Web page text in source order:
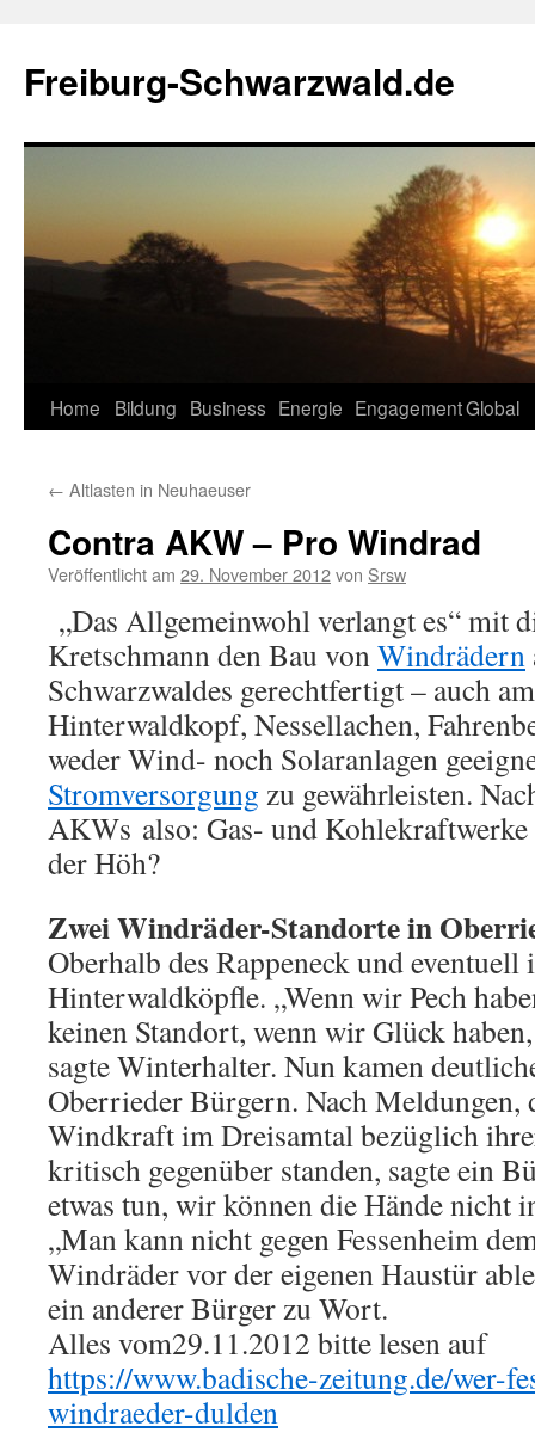
springen
Freiburg-Schwarzwald.de
Home Bildung Business Energie EngagementGlobal
← Altlasten in Neuhaeuser
Contra AKW – Pro Windrad
Veröffentlicht am 29. November 2012von Srsw
„Das Allgemeinwohl verlangt es“ mit
Kretschmann den Bau vonWindrädern
Schwarzwaldes gerechtfertigt – auch
Hinterwaldkopf, Nessellachen,
weder Wind- noch Solaranlagen
Stromversorgung zu gewährleisten.
AKWs also: Gas- und
der Höh?
Zwei Windräder-Standorte in
Oberhalb des Rappeneck und eventuell
Hinterwaldköpfle. „Wenn wir Pech
keinen Standort, wenn wir Glück
sagte Winterhalter. Nun kamen
Oberrieder Bürgern. Nach Meldungen,
Windkraft im Dreisamtal bezüglich
kritisch gegenüber standen, sagte ein
etwas tun, wir können die Hände nicht
„Man kann nicht gegen Fessenheim
Windräder vor der eigenen Haustür
ein anderer Bürger zu Wort.
Alles vom29.11.2012 bitte lesen auf
https://www.badische-zeitung.de/wer-
windraeder-dulden